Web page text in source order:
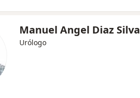
Manuel Angel Diaz Silva
Urólogo